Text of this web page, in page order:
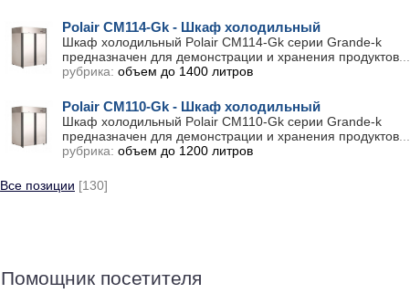
Polair CM114-Gk - Шкаф холодильный
Шкаф холодильный Polair CM114-Gk серии Grande-k
предназначен для демонстрации и хранения продуктов
рубрика: объем до 1400 литров
Polair CM110-Gk - Шкаф холодильный
Шкаф холодильный Polair CM110-Gk серии Grande-k
предназначен для демонстрации и хранения продуктов
рубрика: объем до 1200 литров
Все позиции [130]
Помощник посетителя